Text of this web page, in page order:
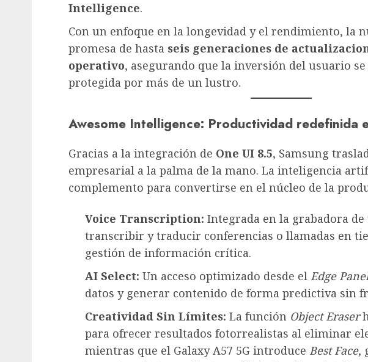
Intelligence.
Con un enfoque en la longevidad y el rendimiento, la
promesa de hasta seis generaciones de
operativo, asegurando que la inversión del usuario
protegida por más de un lustro.
Awesome Intelligence: Productividad redefinida
Gracias a la integración de One UI 8.5, Samsung
empresarial a la palma de la mano. La inteligencia
complemento para convertirse en el núcleo de la
Voice Transcription: Integrada en la grabadora
transcribir y traducir conferencias o llamadas en
gestión de información crítica.
AI Select: Un acceso optimizado desde el Edge
datos y generar contenido de forma predictiva sin
Creatividad Sin Límites: La función Object Eraser
para ofrecer resultados fotorrealistas al eliminar
mientras que el Galaxy A57 5G introduce Best Face,